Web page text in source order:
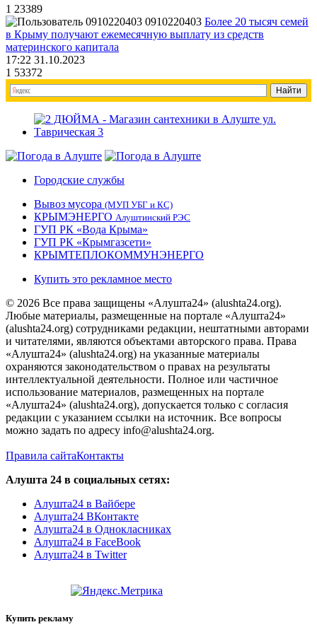
1 23389
0910220403 Более 20 тысяч семей
в Крыму получают ежемесячную выплату из средств
материнского капитала
17:22 31.10.2023
1 53372
Городские службы
Вывоз мусора (МУП УБГ и КС)
КРЫМЭНЕРГО Алуштинский РЭС
ГУП РК «Вода Крыма»
ГУП РК «Крымгазсети»
КРЫМТЕПЛОКОММУНЭНЕРГО
Купить это рекламное место
© 2026 Все права защищены «Алушта24» (alushta24.org).
Любые материалы, размещенные на портале «Алушта24»
(alushta24.org) сотрудниками редакции, нештатными авторами
и читателями, являются объектами авторского права. Права
«Алушта24» (alushta24.org) на указанные материалы
охраняются законодательством о правах на результаты
интеллектуальной деятельности. Полное или частичное
использование материалов, размещенных на портале
«Алушта24» (alushta24.org), допускается только с согласия
редакции с указанием ссылки на источник. Все вопросы
можно задать по адресу info@alushta24.org.
Правила сайтаКонтакты
Алушта 24 в социальных сетях:
Алушта24 в Вайбере
Алушта24 ВКонтакте
Алушта24 в Однокласниках
Алушта24 в FaceBook
Алушта24 в Twitter
Купить рекламу